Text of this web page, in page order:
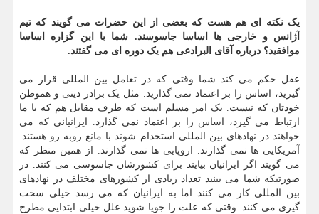
یک نکته ای هم هست که بعضی از این حضرات می گویند که تیم
آژانس و خارجی ها اساسا جاسوسند. شما با این گزاره اساسا
موافقید؟ درباره آقای البرادعی هم یک دوره ای می گفتند.
عقل حکم می کند شما وقتی که در تعامل بین المللی قرار می
گیرید، اساس را بر اعتماد نمی گذارید. مثل یک برادر دینی و هموطن
خودتان که نیست. یک امر مسلم است که طرف مقابل هم که با ما
ارتباط می گیرد، اساس را بر اعتماد نمی گذارد. ایرانیانی که می
خواهند در نهادهای بین المللی استخدام شوند با مانع روبه رو هستند.
آمریکایی ها نمی گذارند. اروپایی ها نمی گذارند. از همین منظر که
می گویند اگر ایرانیان بیایند برای کشورشان جاسوسی می کنند. در
صورتیکه شما می بینید تعداد زیادی از کشورهای مختلف در نهادهای
بین المللی کار می کنند اما به ایرانیان که می رسد خیلی سخت
گیری می کنند. وقتی که علت را جویا شوید علل خیلی ابتدایی مطرح